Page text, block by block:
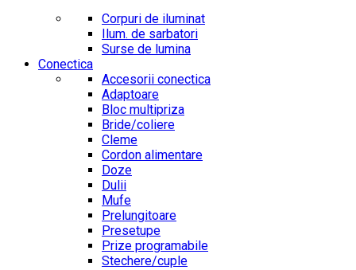
Corpuri de iluminat
Ilum. de sarbatori
Surse de lumina
Conectica
Accesorii conectica
Adaptoare
Bloc multipriza
Bride/coliere
Cleme
Cordon alimentare
Doze
Dulii
Mufe
Prelungitoare
Presetupe
Prize programabile
Stechere/cuple